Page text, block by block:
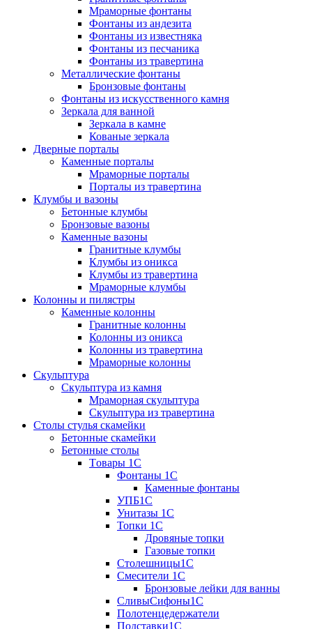
Мраморные фонтаны
Фонтаны из андезита
Фонтаны из известняка
Фонтаны из песчаника
Фонтаны из травертина
Металлические фонтаны
Бронзовые фонтаны
Фонтаны из искусственного камня
Зеркала для ванной
Зеркала в камне
Кованые зеркала
Дверные порталы
Каменные порталы
Мраморные порталы
Порталы из травертина
Клумбы и вазоны
Бетонные клумбы
Бронзовые вазоны
Каменные вазоны
Гранитные клумбы
Клумбы из оникса
Клумбы из травертина
Мраморные клумбы
Колонны и пилястры
Каменные колонны
Гранитные колонны
Колонны из оникса
Колонны из травертина
Мраморные колонны
Скульптура
Скульптура из камня
Мраморная скульптура
Скульптура из травертина
Столы стулья скамейки
Бетонные скамейки
Бетонные столы
Tовары 1C
Фонтаны 1C
Каменные фонтаны
УПБ1С
Унитазы 1С
Топки 1С
Дровяные топки
Газовые топки
Столешницы1С
Смесители 1С
Бронзовые лейки для ванны
СливыСифоны1С
Полотенцедержатели
Подставки1С